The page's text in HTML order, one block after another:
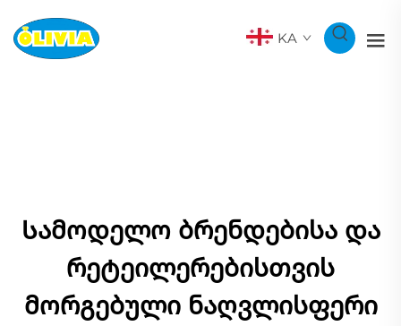
KA
Სამოდელო ბრენდებისა და
რეტეილერებისთვის
მორგებული ნაღვლისფერი